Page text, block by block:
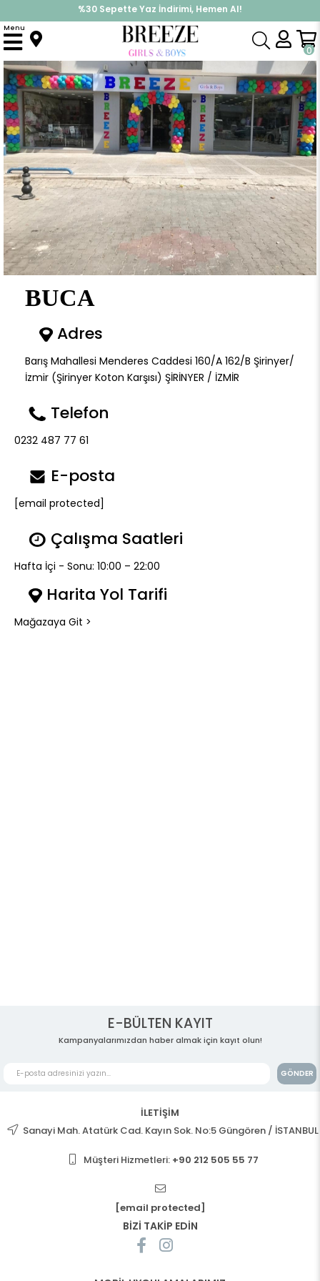
%30 Sepette Yaz İndirimi, Hemen Al!
İndirimlere ek %10 İndirimi Kap, Hemen Üye Ol!
0
Menu
BUCA
Adres
Barış Mahallesi Menderes Caddesi 160/A 162/B Şirinyer/
İzmir (Şirinyer Koton Karşısı) ŞİRİNYER / İZMİR
Telefon
0232 487 77 61
E-posta
[email protected]
Çalışma Saatleri
Hafta İçi - Sonu: 10:00 – 22:00
Harita Yol Tarifi
Mağazaya Git >
E-BÜLTEN KAYIT
Kampanyalarımızdan haber almak için kayıt olun!
GÖNDER
İLETİŞİM
Sanayi Mah. Atatürk Cad. Kayın Sok. No:5 Güngören / İSTANBUL
Müşteri Hizmetleri: +90 212 505 55 77
[email protected]
BİZİ TAKİP EDİN